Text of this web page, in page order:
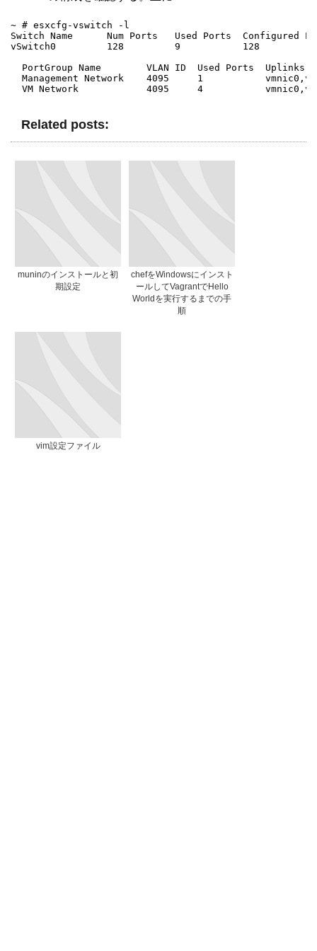
~ # esxcfg-vswitch -l
Switch Name      Num Ports   Used Ports  Configured
vSwitch0         128         9           128
PortGroup Name        VLAN ID  Used Ports  Uplinks
Management Network    4095     1
VM Network            4095     4
Related posts:
muninのインストールと初
期設定
chefをWindowsにインスト
ールしてVagrantでHello
Worldを実行するまでの手
順
vim設定ファイル